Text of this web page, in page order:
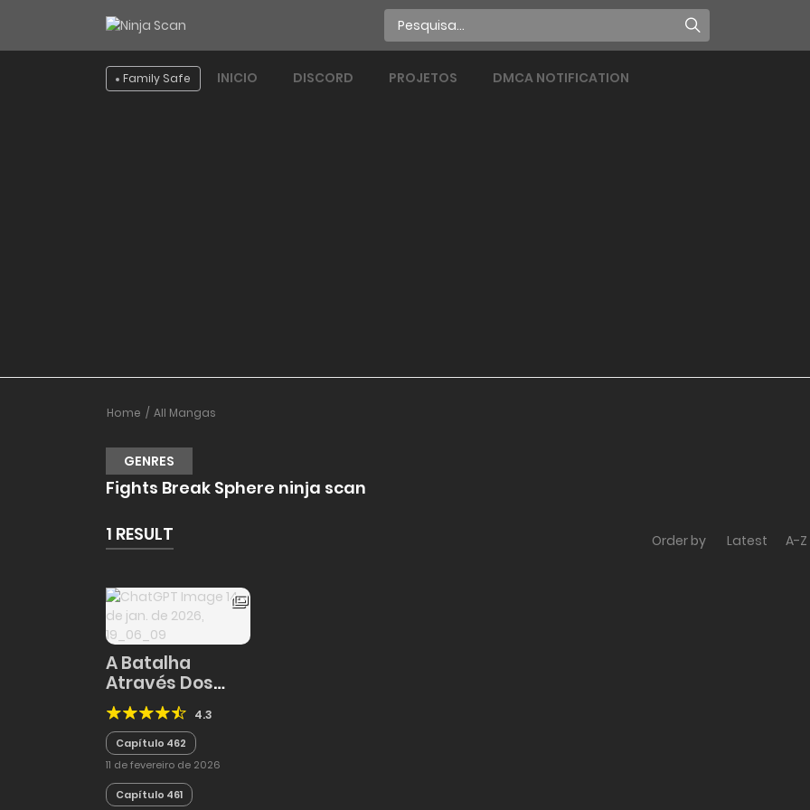
Family Safe INICIO DISCORD PROJETOS DMCA NOTIFICATION
Home All Mangas
GENRES
Fights Break Sphere ninja scan
1 RESULT Order by Latest A-Z
A Batalha
Através Dos
Céus
4.3
Capítulo 462
11 de fevereiro de 2026
Capítulo 461